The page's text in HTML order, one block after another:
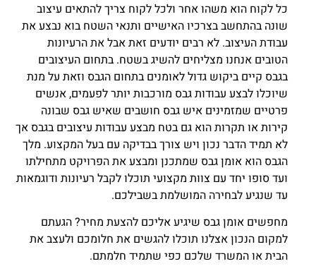
כל לקוח הוא משהו אחר ולכל לקוח צריך להתאים עיצוב
שונה בהתחשב בצרכיו האישיים ותנאי השטח בוא נבצע את
עבודת העיצוב. לא רבים יודעים זאת אבל את הרעיונות
הטובים אנחנו מצליחים להשיג בשטח. בתחום העיצובים
בגבס קיים ביקוש גדול לאומנים בתחום הגבס וזאת על מנת
שיוכלו לבצע עבודות גבס מורכבות יותר לפעמים, אנשים
פרטיים שמזמינים איש גבס חושבים שאיש גבס שבונה
קירות או תקרות הוא גם בטח מבצע עבודות עיצובים בגבס אך
לא תמיד הדבר נכון ויש צורך בבדיקה עם בעל המקצוע. מלך
הגבס הוא אומן גבס שמתכנן ומבצע את הפרויקט מתחילתו
ועד סופו יחד עם צוות מקצועי תוכלו לקבל רעיונות ודוגמאות
עד שנגיע לבחירה המושלמת בשבילכם.
מחפשים אומן גבס שיגיע אליכם להצעת מחיר? הגעתם
למקום הנכון אצלנו תוכלו להגשים את חלומכם ולעצב את
הבית או המשרד שלכם כפי שתמיד חלמתם.